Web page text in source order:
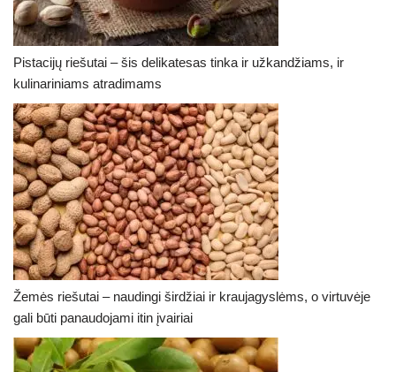
Pistacijų riešutai – šis delikatesas tinka ir užkandžiams, ir
kulinariniams atradimams
Žemės riešutai – naudingi širdžiai ir kraujagyslėms, o virtuvėje
gali būti panaudojami itin įvairiai